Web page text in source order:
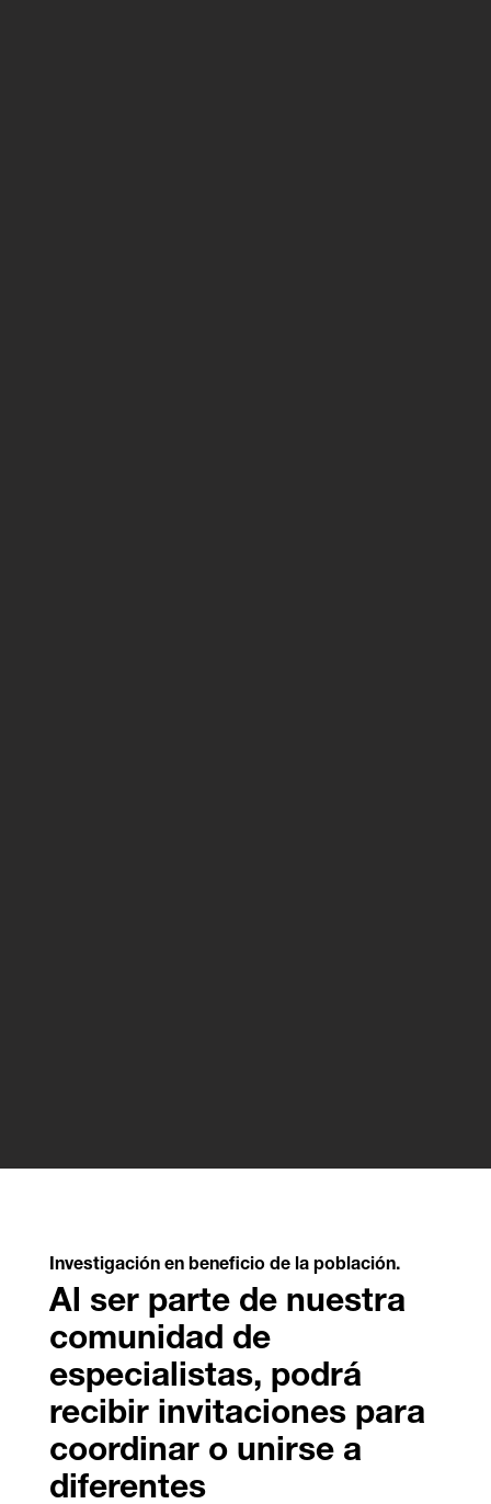
Investigación en beneficio de la población.
Al ser parte de nuestra
comunidad de
especialistas, podrá
recibir invitaciones para
coordinar o unirse a
diferentes